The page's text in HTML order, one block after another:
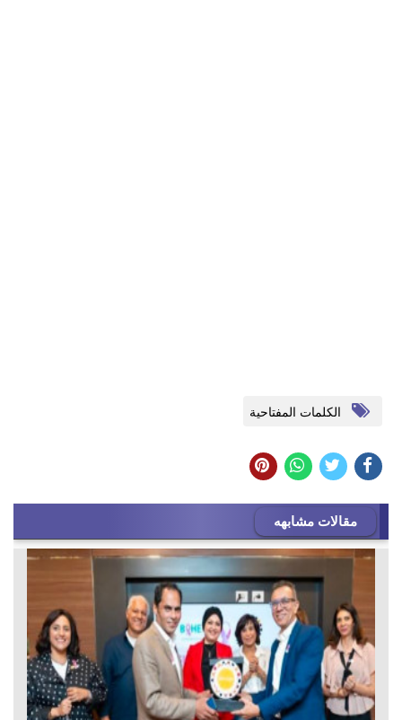
الكلمات المفتاحية
مقالات مشابهه